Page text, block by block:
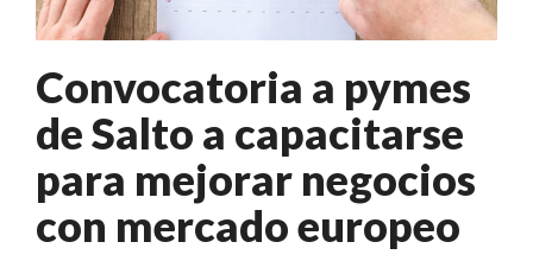
Convocatoria a pymes
de Salto a capacitarse
para mejorar negocios
con mercado europeo